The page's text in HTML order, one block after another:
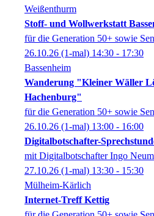
Weißenthurm
Stoff- und Wollwerkstatt
für die Generation 50+ sowie
26.10.26 (1-mal) 14:30 - 17:30
Bassenheim
Wanderung "Kleiner Wäller
Hachenburg"
für die Generation 50+ sowie
26.10.26 (1-mal) 13:00 - 16:00
Digitalbotschafter-
mit Digitalbotschafter Ingo
27.10.26 (1-mal) 13:30 - 15:30
Mülheim-Kärlich
Internet-Treff Kettig